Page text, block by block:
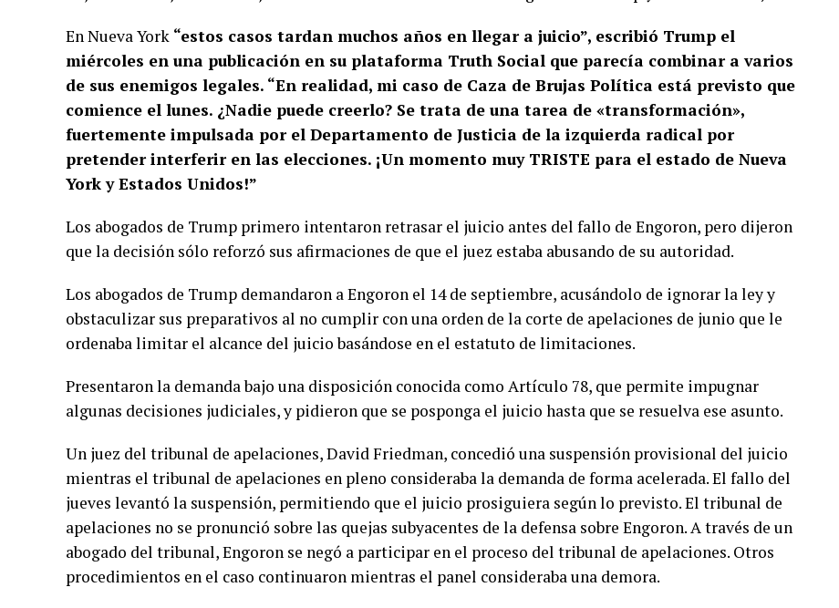
En Nueva York “estos casos tardan muchos años en llegar a juicio”, escribió Trump el
miércoles en una publicación en su plataforma Truth Social que parecía combinar a varios
de sus enemigos legales. “En realidad, mi caso de Caza de Brujas Política está previsto que
comience el lunes. ¿Nadie puede creerlo? Se trata de una tarea de «transformación»,
fuertemente impulsada por el Departamento de Justicia de la izquierda radical por
pretender interferir en las elecciones. ¡Un momento muy TRISTE para el estado de Nueva
York y Estados Unidos!”
Los abogados de Trump primero intentaron retrasar el juicio antes del fallo de Engoron, pero dijeron
que la decisión sólo reforzó sus afirmaciones de que el juez estaba abusando de su autoridad.
Los abogados de Trump demandaron a Engoron el 14 de septiembre, acusándolo de ignorar la ley y
obstaculizar sus preparativos al no cumplir con una orden de la corte de apelaciones de junio que le
ordenaba limitar el alcance del juicio basándose en el estatuto de limitaciones.
Presentaron la demanda bajo una disposición conocida como Artículo 78, que permite impugnar
algunas decisiones judiciales, y pidieron que se posponga el juicio hasta que se resuelva ese asunto.
Un juez del tribunal de apelaciones, David Friedman, concedió una suspensión provisional del juicio
mientras el tribunal de apelaciones en pleno consideraba la demanda de forma acelerada. El fallo del
jueves levantó la suspensión, permitiendo que el juicio prosiguiera según lo previsto. El tribunal de
apelaciones no se pronunció sobre las quejas subyacentes de la defensa sobre Engoron. A través de un
abogado del tribunal, Engoron se negó a participar en el proceso del tribunal de apelaciones. Otros
procedimientos en el caso continuaron mientras el panel consideraba una demora.